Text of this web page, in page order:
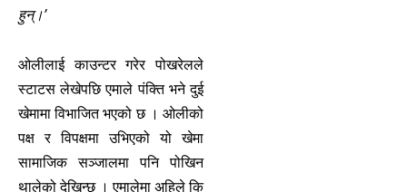
हुन्।’
ओलीलाई काउन्टर गरेर पोखरेलले
स्टाटस लेखेपछि एमाले पंक्ति भने दुई
खेमामा विभाजित भएको छ । ओलीको
पक्ष र विपक्षमा उभिएको यो खेमा
सामाजिक सञ्जालमा पनि पोखिन
थालेको देखिन्छ । एमालेमा अहिले कि